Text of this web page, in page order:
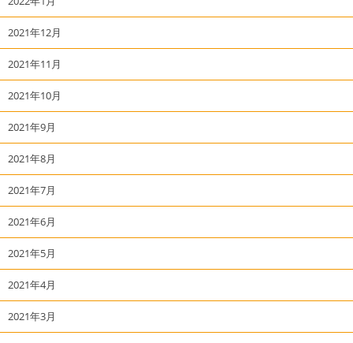
2021年12月
2021年11月
2021年10月
2021年9月
2021年8月
2021年7月
2021年6月
2021年5月
2021年4月
2021年3月